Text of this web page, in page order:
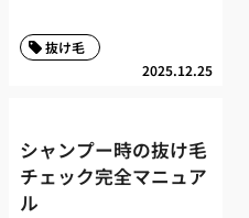
2025.12.25
抜け毛
シャンプー時の抜け毛
チェック完全マニュア
ル